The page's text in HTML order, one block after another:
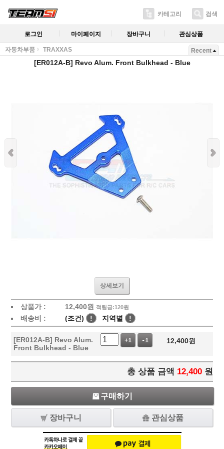
카테고리 검색
로그인 마이페이지 장바구니 관심상품
자동차부품 TRAXXAS Recent
[ER012A-B] Revo Alum. Front Bulkhead - Blue
상세보기
상품가 : 12,400원 적립금:120원
배송비 : (조건) ! 지역별 !
[ER012A-B] Revo Alum.
Front Bulkhead - Blue
+1 -1 12,400원
총 상품 금액 12,400 원
구매하기
장바구니 관심상품